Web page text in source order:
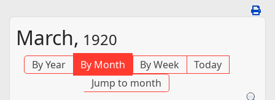
March, 1920
By Year By Month By Week
Today
Jump to month